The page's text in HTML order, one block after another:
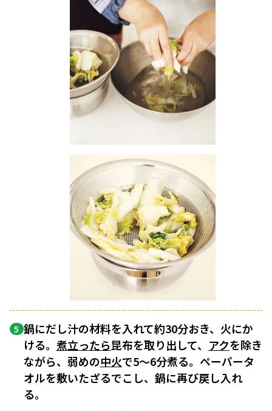
5 鍋にだし汁の材料を入れて約30分おき、火にか
ける。 煮立ったら昆布を取り出して、 アクを除き
ながら、弱めの中火で5～6分煮る。ペーパータ
オルを敷いたざるでこし、鍋に再び戻し入れ
る。